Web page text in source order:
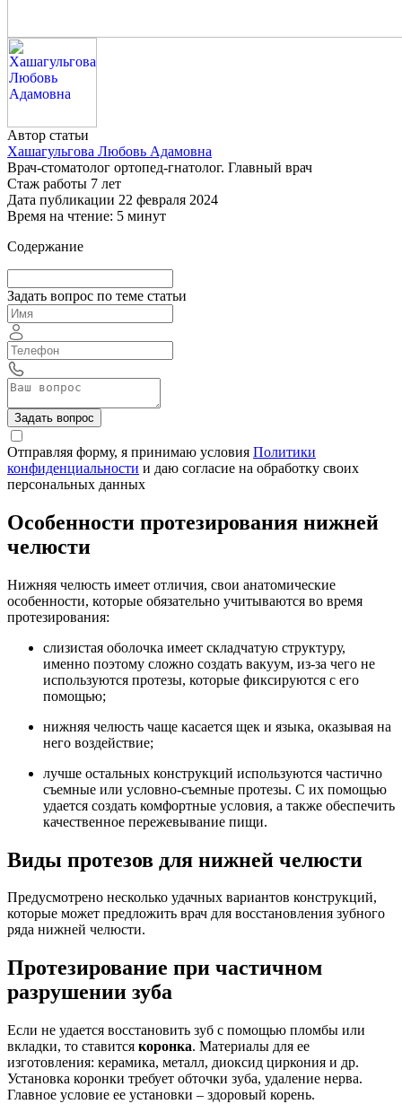
Автор статьи
Хашагульгова Любовь Адамовна
Врач-стоматолог ортопед-гнатолог. Главный врач
Стаж работы 7 лет
Дата публикации 22 февраля 2024
Время на чтение: 5 минут
Содержание
Задать вопрос по теме статьи
Задать вопрос
Отправляя форму, я принимаю условия Политики
конфиденциальности и даю согласие на обработку своих
персональных данных
Особенности протезирования нижней
челюсти
Нижняя челюсть имеет отличия, свои анатомические
особенности, которые обязательно учитываются во время
протезирования:
слизистая оболочка имеет складчатую структуру,
именно поэтому сложно создать вакуум, из-за чего не
используются протезы, которые фиксируются с его
помощью;
нижняя челюсть чаще касается щек и языка, оказывая на
него воздействие;
лучше остальных конструкций используются частично
съемные или условно-съемные протезы. С их помощью
удается создать комфортные условия, а также обеспечить
качественное пережевывание пищи.
Виды протезов для нижней челюсти
Предусмотрено несколько удачных вариантов конструкций,
которые может предложить врач для восстановления зубного
ряда нижней челюсти.
Протезирование при частичном
разрушении зуба
Если не удается восстановить зуб с помощью пломбы или
вкладки, то ставится коронка. Материалы для ее
изготовления: керамика, металл, диоксид циркония и др.
Установка коронки требует обточки зуба, удаление нерва.
Главное условие ее установки – здоровый корень.